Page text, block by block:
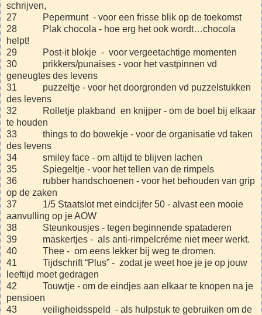
schrijven,
27 Pepermunt - voor een frisse blik op de toekomst
28 Plak chocola - hoe erg het ook wordt…chocola
helpt!
29 Post-it blokje - voor vergeetachtige momenten
30 prikkers/punaises - voor het vastpinnen vd
geneugtes des levens
31 puzzeltje - voor het doorgronden vd puzzelstukken
des levens
32 Rolletje plakband en knijper - om de boel bij elkaar
te houden
33 things to do bowekje - voor de organisatie vd taken
des levens
34 smiley face - om altijd te blijven lachen
35 Spiegeltje - voor het tellen van de rimpels
36 rubber handschoenen - voor het behouden van grip
op de zaken
37 1/5 Staatslot met eindcijfer 50 - alvast een mooie
aanvulling op je AOW
38 Steunkousjes - tegen beginnende spataderen
39 maskertjes - als anti-rimpelcréme niet meer werkt.
40 Thee - om eens lekker bij weg te dromen.
41 Tijdschrift “Plus” - zodat je weet hoe je je op jouw
leeftijd moet gedragen
42 Touwtje - om de eindjes aan elkaar te knopen na je
pensioen
43 veiligheidsspeld - als hulpstuk te gebruiken om de